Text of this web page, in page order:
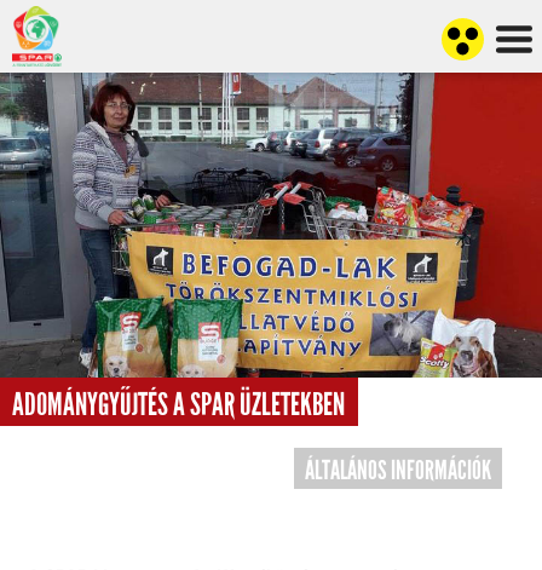
ADOMÁNYGYŰJTÉS A SPAR ÜZLETEKBEN
ÁLTALÁNOS INFORMÁCIÓK